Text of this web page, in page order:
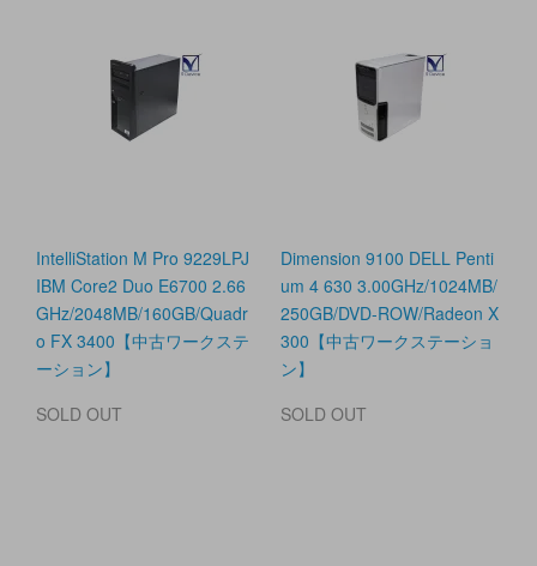
IntelliStation M Pro 9229LPJ
IBM Core2 Duo E6700 2.66
GHz/2048MB/160GB/Quadr
o FX 3400【中古ワークステ
ーション】
SOLD OUT
Dimension 9100 DELL Penti
um 4 630 3.00GHz/1024MB/
250GB/DVD-ROW/Radeon X
300【中古ワークステーショ
ン】
SOLD OUT